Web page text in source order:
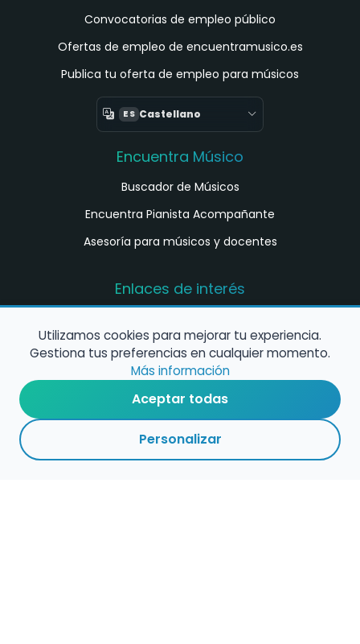
Convocatorias de empleo público
Ofertas de empleo de encuentramusico.es
Publica tu oferta de empleo para músicos
ES Castellano
Encuentra Músico
Buscador de Músicos
Encuentra Pianista Acompañante
Asesoría para músicos y docentes
Enlaces de interés
música en España
Configura alertas de empleo
Contacta con nosotros
Utilizamos cookies para mejorar tu experiencia.
Gestiona tus preferencias en cualquier momento.
Más información
Aceptar todas
Personalizar